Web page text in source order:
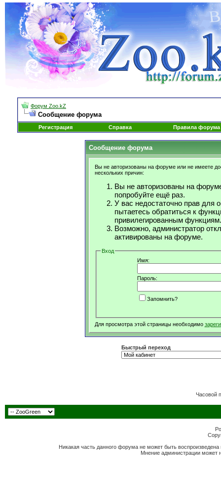
Форум Zoo.kZ
Сообщение форума
Регистрация Справка Правила форума
Сообщение форума
Вы не авторизованы на форуме или не имеете
нескольких причин:
Вы не авторизованы на
попробуйте ещё раз.
У вас недостаточно прав для
пытаетесь обратиться к
привилегированным функциям.
Возможно, администратор
активированы на форуме.
Вход
Имя:
Пароль:
Запомнить?
Для просмотра этой страницы необходимо
Быстрый переход
Часовой
Никакая часть данного форума не может быть
Мнение администрации может